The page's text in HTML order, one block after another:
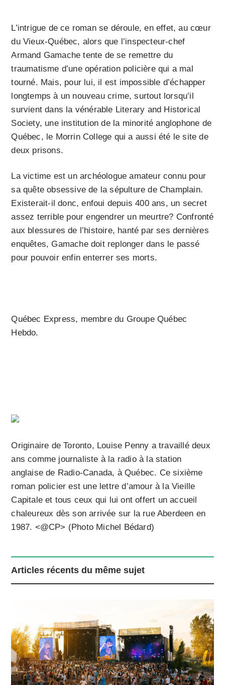
L’intrigue de ce roman se déroule, en effet, au cœur
du Vieux-Québec, alors que l’inspecteur-chef
Armand Gamache tente de se remettre du
traumatisme d’une opération policière qui a mal
tourné. Mais, pour lui, il est impossible d’échapper
longtemps à un nouveau crime, surtout lorsqu’il
survient dans la vénérable Literary and Historical
Society, une institution de la minorité anglophone de
Québec, le Morrin College qui a aussi été le site de
deux prisons.
La victime est un archéologue amateur connu pour
sa quête obsessive de la sépulture de Champlain.
Existerait-il donc, enfoui depuis 400 ans, un secret
assez terrible pour engendrer un meurtre? Confronté
aux blessures de l’histoire, hanté par ses dernières
enquêtes, Gamache doit replonger dans le passé
pour pouvoir enfin enterrer ses morts.
Québec Express, membre du Groupe Québec
Hebdo.
Originaire de Toronto, Louise Penny a travaillé deux
ans comme journaliste à la radio à la station
anglaise de Radio-Canada, à Québec. Ce sixième
roman policier est une lettre d’amour à la Vieille
Capitale et tous ceux qui lui ont offert un accueil
chaleureux dès son arrivée sur la rue Aberdeen en
1987. <@CP> (Photo Michel Bédard)
Articles récents du même sujet